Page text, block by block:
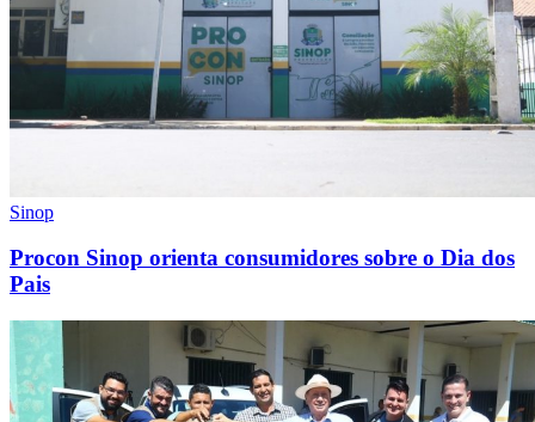
Sinop
Procon Sinop orienta consumidores sobre o Dia dos
Pais